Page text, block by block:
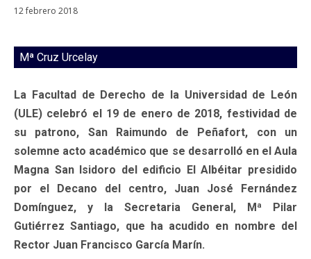
12 febrero 2018
Mª Cruz Urcelay
La Facultad de Derecho de la Universidad de León
(ULE) celebró el 19 de enero de 2018, festividad de
su patrono, San Raimundo de Peñafort, con un
solemne acto académico que se desarrolló en el Aula
Magna San Isidoro del edificio El Albéitar presidido
por el Decano del centro, Juan José Fernández
Domínguez, y la Secretaria General, Mª Pilar
Gutiérrez Santiago, que ha acudido en nombre del
Rector Juan Francisco García Marín.